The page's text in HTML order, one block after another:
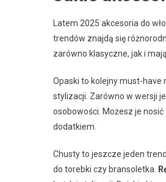
Latem 2025 akcesoria do
trendów znajdą się
zarówno klasyczne, jak i
Opaski to kolejny must-have
stylizacji. Zarówno w wersji
osobowości. Możesz je
dodatkiem.
Chusty to jeszcze jeden
do torebki czy bransoletka.